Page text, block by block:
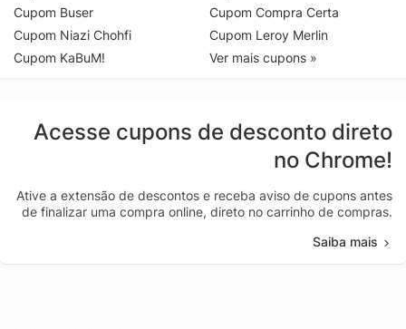
Cupom Buser
Cupom Niazi Chohfi
Cupom KaBuM!
Cupom Compra Certa
Cupom Leroy Merlin
Ver mais cupons »
Acesse cupons de desconto direto
no Chrome!
Ative a extensão de descontos e receba aviso de cupons antes
de finalizar uma compra online, direto no carrinho de compras.
Saiba mais